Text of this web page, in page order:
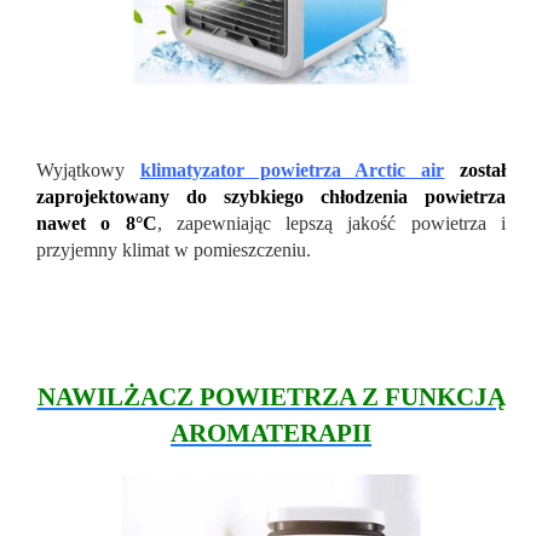
Wyjątkowy klimatyzatorpowietrza Arctic air
został
zaprojektowany do szybkiego chłodzenia powietrza
nawet o 8°C, zapewniając lepszą jakość powietrza i
przyjemny klimat w pomieszczeniu.
NAWILŻACZ POWIETRZA Z FUNKCJĄ
AROMATERAPII